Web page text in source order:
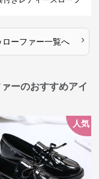
ーファー一覧へ ›
ーのおすすめアイ
人気